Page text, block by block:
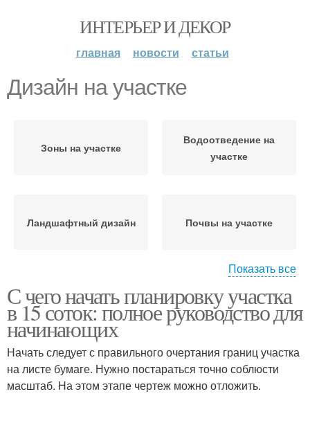
ИНТЕРЬЕР И ДЕКОР
главная новости статьи
Дизайн на участке
Зоны на участке
Водоотведение на
участке
Ландшафтный дизайн Почвы на участке
Освещения на участке Покрытия на участке
Огород на участке
Показать все
С чего начать планировку участка
в 15 соток: полное руководство для
начинающих
Начать следует с правильного очертания границ участка
на листе бумаге. Нужно постараться точно соблюсти
масштаб. На этом этапе чертеж можно отложить.